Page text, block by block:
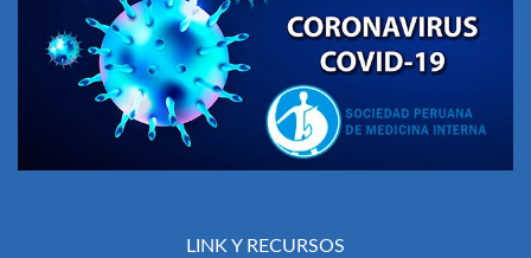
LINK Y RECURSOS